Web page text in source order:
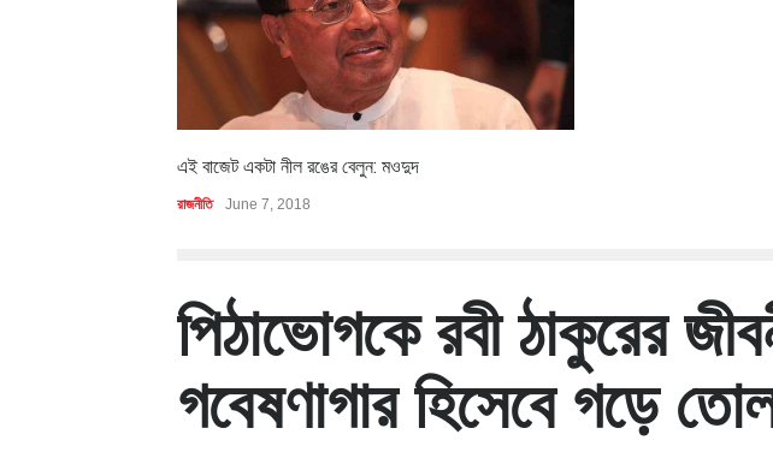
এই বাজেট একটা নীল রঙের বেলুন: মওদুদ
রাজনীতি June 7, 2018
পিঠাভোগকে রবী ঠাকুরের
গবেষণাগার হিসেবে গড়ে